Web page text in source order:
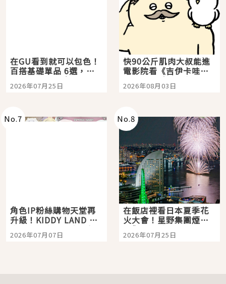
在GU看到就可以包色！
百搭基礎單品 6選，閉
眼全收也不心疼
2026年07月25日
快90公斤肌肉大叔能進
電影院看《吉伊卡哇》
嗎？日本重金屬樂團
「打首」會長與nagano
2026年08月03日
No.7
角色IP粉絲購物天堂再
升級！KIDDY LAND 原
宿店吉伊卡哇迎客，新
開幕 OMOKADO 店3分
2026年07月07日
No.8
在飯店裡看日本夏季花
火大會！星野集團煙火
景觀飯店6選，讓你不用
人擠人悠閒欣賞
2026年07月25日